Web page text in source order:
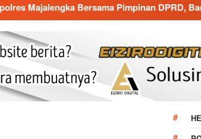
Pimpinan DPRD, Bangun Kolaborasi